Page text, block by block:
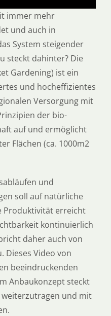
immer mehr
und auch in
System steigender
steckt dahinter? Die
Gardening) ist ein
und hocheffizientes
Versorgung mit
der bio-
auf und ermöglicht
Flächen (ca. 1000m2
und
soll auf natürliche
Produktivität erreicht
kontinuierlich
daher auch von
Dieses Video von
beeindruckenden
Anbaukonzept steckt
und mit